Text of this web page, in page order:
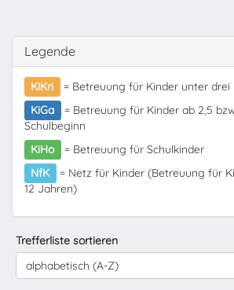
Legende
KiKri
= Betreuung für Kinder unter drei
KiGa
= Betreuung für Kinder ab 2,5
Schulbeginn
KiHo
= Betreuung für Schulkinder
NfK
= Netz für Kinder (Betreuung für
12 Jahren)
Trefferliste sortieren
alphabetisch (A-Z)